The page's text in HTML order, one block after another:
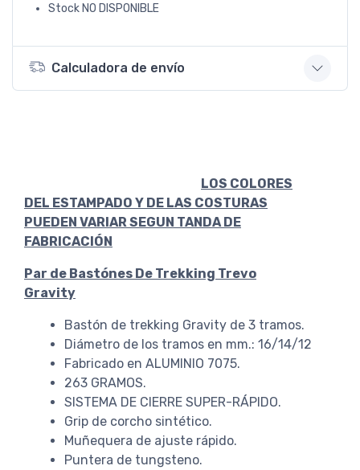
Stock NO DISPONIBLE
Calculadora de envío
LOS COLORES
DEL ESTAMPADO Y DE LAS COSTURAS
PUEDEN VARIAR SEGUN TANDA DE
FABRICACIÓN
Par de Bastónes De Trekking Trevo
Gravity
Bastón de trekking Gravity de 3 tramos.
Diámetro de los tramos en mm.: 16/14/12
Fabricado en ALUMINIO 7075.
263 GRAMOS.
SISTEMA DE CIERRE SUPER-RÁPIDO.
Grip de corcho sintético.
Muñequera de ajuste rápido.
Puntera de tungsteno.